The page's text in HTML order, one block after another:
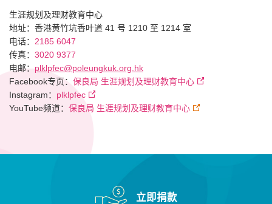
生涯规划及理财教育中心
地址：香港黄竹坑香叶道 41 号 1210 至 1214 室
电话： 2185 6047
传真： 3020 9377
电邮： plklpfec@poleungkuk.org.hk
Facebook专页： 保良局 生涯规划及理财教育中心
Instagram： plklpfec
YouTube频道： 保良局 生涯规划及理财教育中心
立即捐款